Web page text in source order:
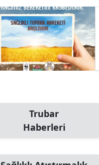
Trubar
Haberleri